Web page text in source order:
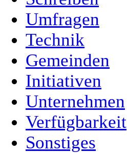
Umfragen
Technik
Gemeinden
Initiativen
Unternehmen
Verfügbarkeit
Sonstiges